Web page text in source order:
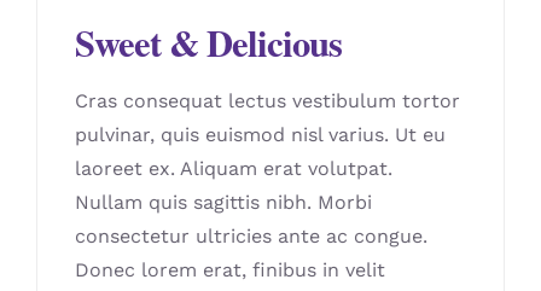
Sweet & Delicious
Cras consequat lectus vestibulum tortor
pulvinar, quis euismod nisl varius. Ut eu
laoreet ex. Aliquam erat volutpat.
Nullam quis sagittis nibh. Morbi
consectetur ultricies ante ac congue.
Donec lorem erat, finibus in velit